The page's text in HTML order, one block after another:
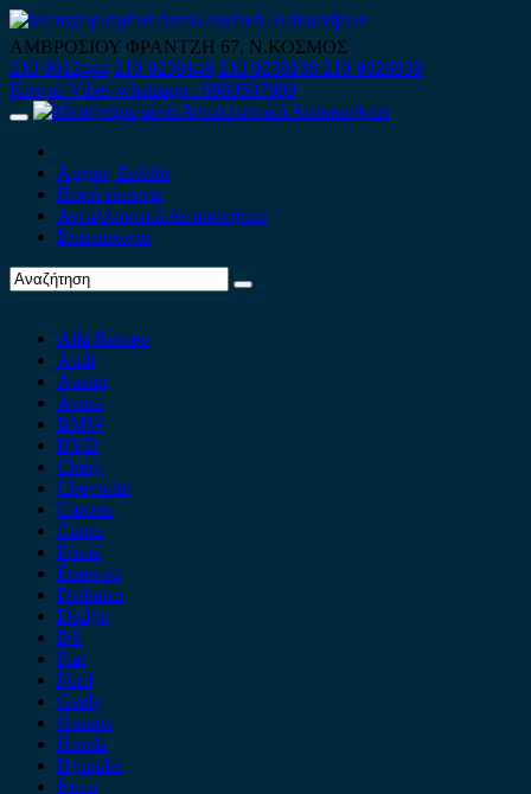
Skip
to
content
ΑΜΒΡΟΣΙΟΥ ΦΡΑΝΤΖΗ 67, Ν.ΚΟΣΜΟΣ
210 9012444 210 9239148 210 9238158 210 9026839
Κινητό-Viber-whatsapp : 6980507900
Primary
Αρχική Σελίδα
Ποιοί είμαστε
Ανταλλακτικά Αυτοκινήτων
Επικοινωνία
Alfa Romeo
Audi
Austin
Acura
BMW
BYD
Chery
Chevrolet
Citroen
Cupra
Dacia
Daewoo
Daihatsu
Dodge
DS
Fiat
Ford
Geely
Gonow
Honda
Hyundai
Isuzu